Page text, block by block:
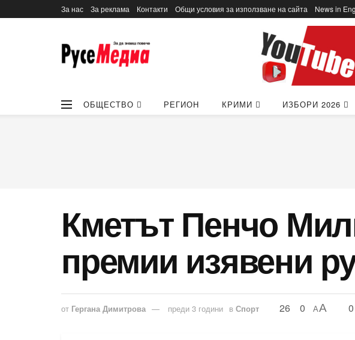
За нас За реклама Контакти Общи условия за използване на сайта News in
ОБЩЕСТВО РЕГИОН КРИМИ ИЗБОРИ 2026
Кметът Пенчо
премии изявени
от Гергана Димитрова преди 3 години в Спорт 26 0 AA 0